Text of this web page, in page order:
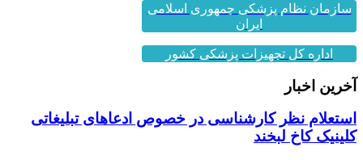
سازمان نظام پزشکی جمهوری اسلامی
ایران
اداره کل تجهیزات پزشکی کشور
آخرین اخبار
استعلام نظر کارشناسی در خصوص ادعاهای تبلیغاتی
کلینیک کاخ لبخند